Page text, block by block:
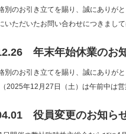
別のお引き立てを賜り、誠にありが
いただいたお問い合わせにつきまし
年末年始休業のお
別のお引き立てを賜り、誠にありが
2025年12月27日（土）は午前中は
役員変更のお知ら